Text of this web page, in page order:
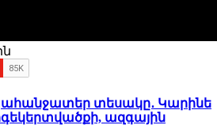
տեսակը․ Կարինե
ազգային